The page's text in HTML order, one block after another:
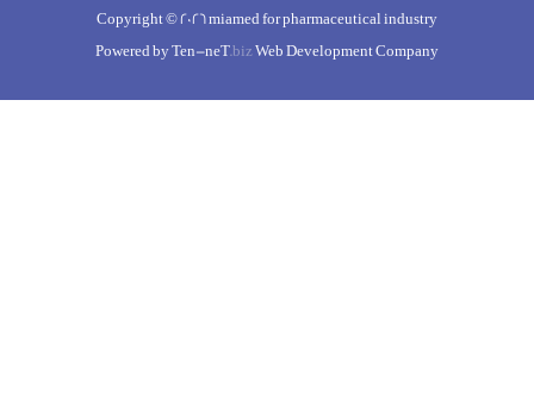
Copyright © 2026 miamed for pharmaceutical industry
Powered byTen-neT.bizWeb Development Company